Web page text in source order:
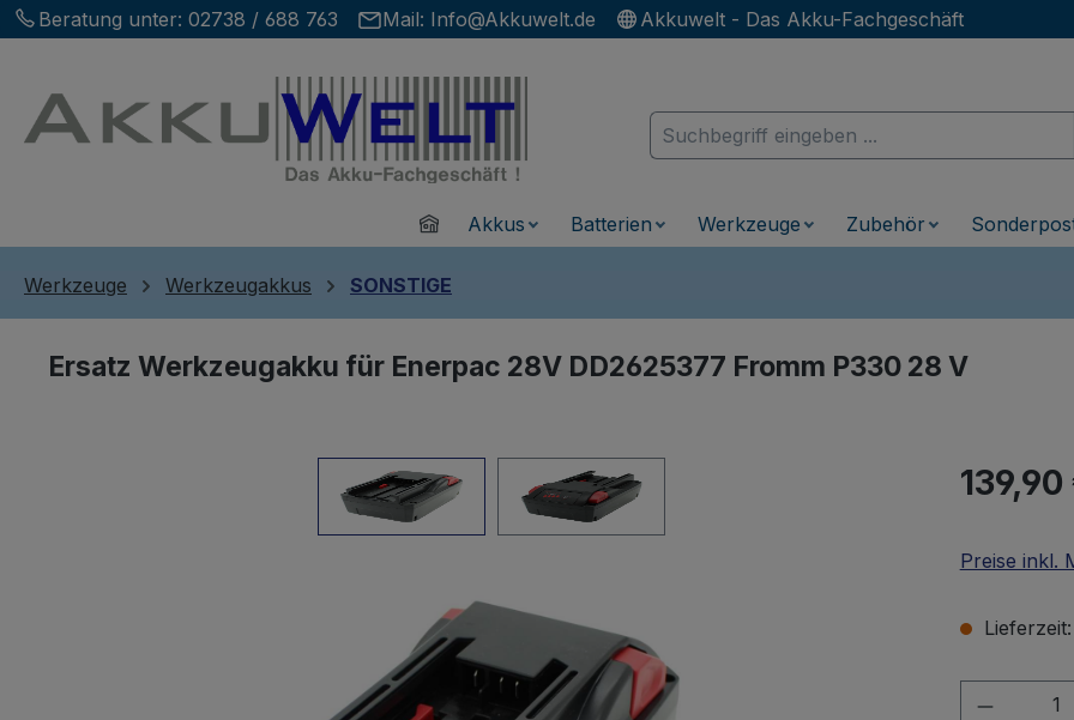
Hauptinhalt springen
Zur Suche springen
Zur Hauptnavigation springen
Beratung unter: 02738 / 688 763 Mail: Info@Akkuwelt.de Akkuwelt - Das Akku-Fachgeschäft
HomeAkkus Batterien Werkzeuge Zubehör
Werkzeuge Werkzeugakkus SONSTIGE
Ersatz Werkzeugakku für Enerpac 28V DD2625377 Fromm P330 28 V
Regulärer
139,90
Preise inkl.